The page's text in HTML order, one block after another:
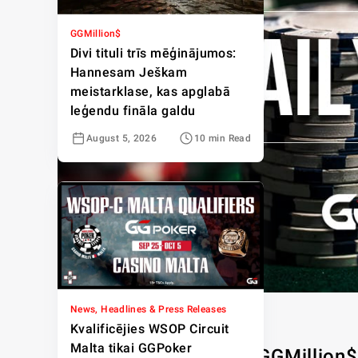
GGMillion$
Divi tituli trīs mēģinājumos:
Hannesam Ješkam
meistarklase, kas apglabā
leģendu fināla galdu
August 5, 2026 10 min Read
News, Headlines & Press Releases
Kvalificējies WSOP Circuit
Malta tikai GGPoker